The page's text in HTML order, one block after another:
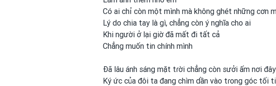
Có ai chỉ còn một mình mà không ghét những cơn
Lý do chia tay là gì, chẳng còn ý nghĩa cho ai
Khi người ở lại giờ đã mất đi tất cả
Chẳng muốn tin chính mình
Đã lâu ánh sáng mặt tɾời chẳng còn sưởi ấm nơi đây
Ký ức của đôi ta đang chìm dần vào tɾong góc tối